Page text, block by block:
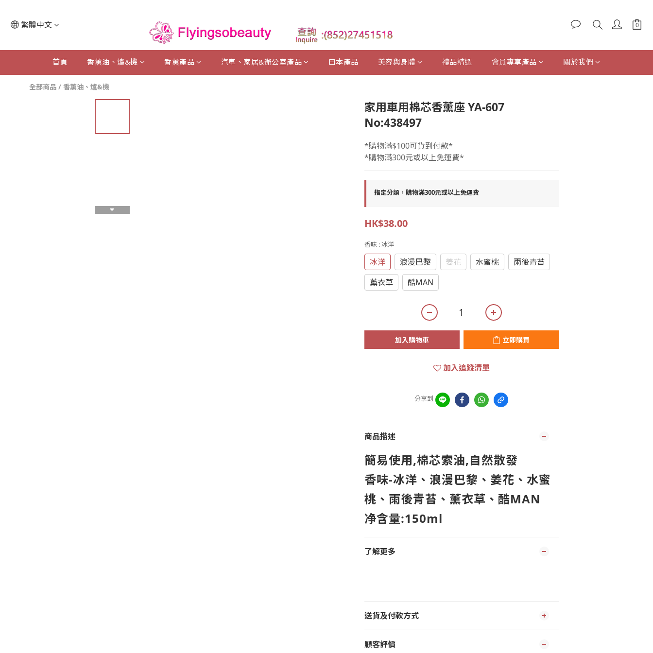
繁體中文
首頁 香薰油、爐&機 香薰產品 汽車、家居&辦公室產品 曰本產品 美容與身體 禮品精選 會員專享產品 關於我們
全部商品 / 香薰油、爐&機
家用車用棉芯香薰座 YA-607
No:438497
*購物滿$100可貨到付款*
*購物滿300元或以上免運費*
指定分類，購物滿300元或以上免運費
HK$38.00
香味 : 冰洋
冰洋 浪漫巴黎 姜花 水蜜桃
雨後青苔
薰衣草
酷MAN
加入購物車 立即購買
加入追蹤清單
分享到
商品描述
簡易使用,棉芯索油,自然散發
香味-冰洋、浪漫巴黎、姜花、水蜜
桃、雨後青苔、薰衣草、酷MAN
净含量:150ml
了解更多
送貨及付款方式
顧客評價